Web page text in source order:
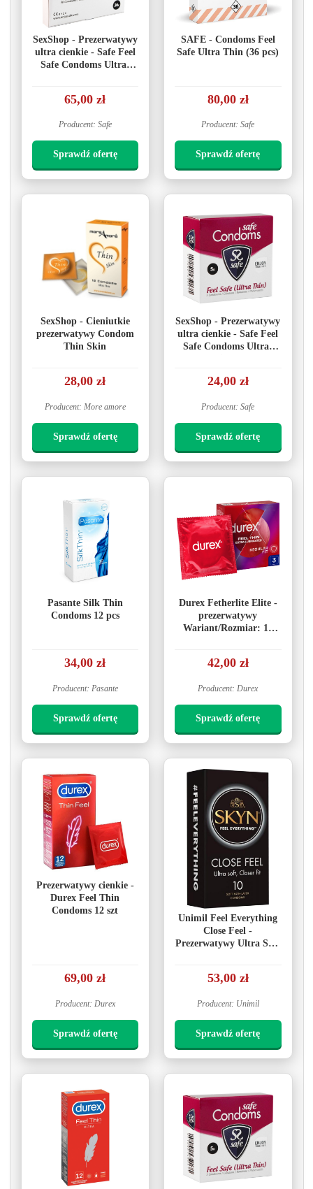
SexShop - Prezerwatywy
ultra cienkie - Safe Feel
Safe Condoms Ultra-
65,00 zł
Producent: Safe
Sprawdź ofertę
SAFE - Condoms Feel
Safe Ultra Thin (36 pcs)
80,00 zł
Producent: Safe
Sprawdź ofertę
SexShop - Cieniutkie
prezerwatywy Condom
Thin Skin
28,00 zł
Producent: More amore
Sprawdź ofertę
SexShop - Prezerwatywy
ultra cienkie - Safe Feel
Safe Condoms Ultra-
24,00 zł
Producent: Safe
Sprawdź ofertę
Pasante Silk Thin
Condoms 12 pcs
34,00 zł
Producent: Pasante
Sprawdź ofertę
Durex Fetherlite Elite -
prezerwatywy
Wariant/Rozmiar: 12
42,00 zł
Producent: Durex
Sprawdź ofertę
Prezerwatywy cienkie -
Durex Feel Thin
Condoms 12 szt
69,00 zł
Producent: Durex
Sprawdź ofertę
Unimil Feel Everything
Close Feel -
Prezerwatywy Ultra Soft
53,00 zł
Producent: Unimil
Sprawdź ofertę